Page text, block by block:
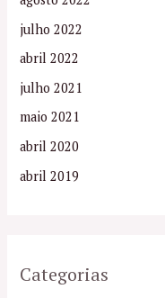
julho 2022
abril 2022
julho 2021
maio 2021
abril 2020
abril 2019
Categorias